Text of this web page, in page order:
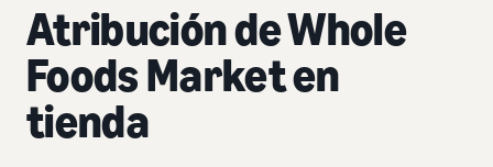
Atribución de Whole
Foods Market en
tienda